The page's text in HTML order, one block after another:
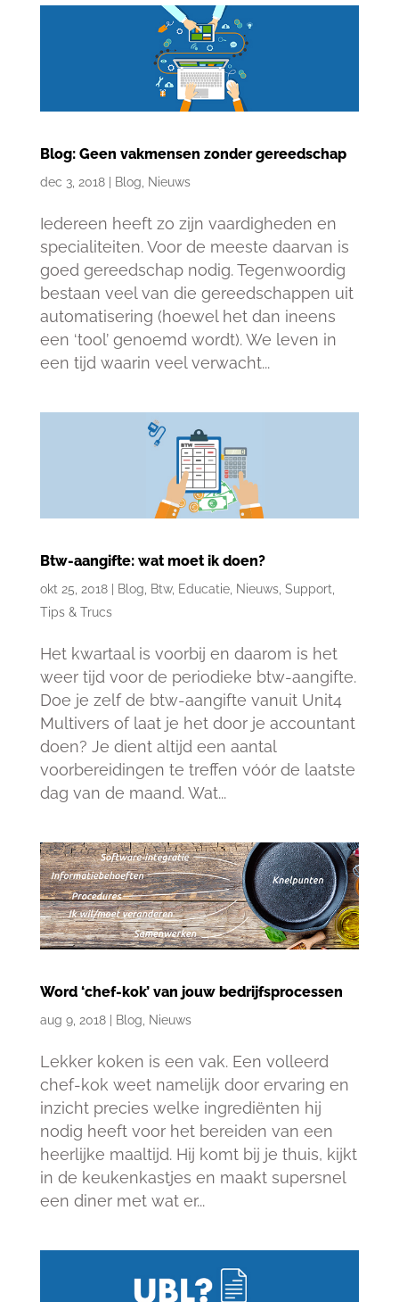
Blog: Geen vakmensen zonder gereedschap
dec 3, 2018| Blog Nieuws
Iedereen heeft zo zijn vaardigheden en
specialiteiten. Voor de meeste daarvan is
goed gereedschap nodig. Tegenwoordig
bestaan veel van die gereedschappen uit
automatisering (hoewel het dan ineens
een ‘tool’ genoemd wordt). We leven in
een tijd waarin veel verwacht...
Btw-aangifte: wat moet ik doen?
okt 25, 2018| Blog, Btw, Educatie, Nieuws, Support,
Tips & Trucs
Het kwartaal is voorbij en daarom is het
weer tijd voor de periodieke btw-aangifte.
Doe je zelf de btw-aangifte vanuit Unit4
Multivers of laat je het door je accountant
doen? Je dient altijd een aantal
voorbereidingen te treffen vóór de laatste
dag van de maand. Wat...
Word ‘chef-kok’ van jouw bedrijfsprocessen
aug 9, 2018| Blog Nieuws
Lekker koken is een vak. Een volleerd
chef-kok weet namelijk door ervaring en
inzicht precies welke ingrediënten hij
nodig heeft voor het bereiden van een
heerlijke maaltijd. Hij komt bij je thuis, kijkt
in de keukenkastjes en maakt supersnel
een diner met wat er...